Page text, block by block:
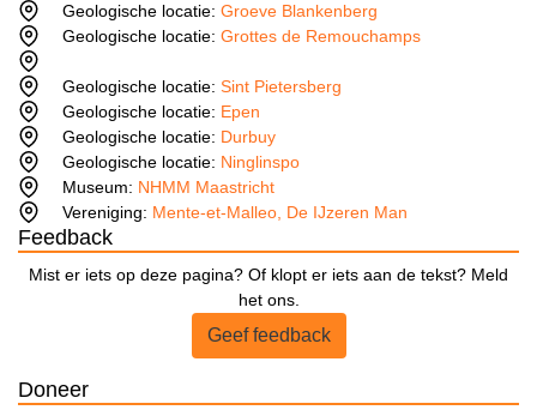
Geologische locatie:Groeve Blankenberg
Geologische locatie:Grottes de Remouchamps
Geologische locatie:Sint Pietersberg
Geologische locatie: Epen
Geologische locatie: Durbuy
Geologische locatie: Ninglinspo
Museum: NHMM Maastricht
Vereniging: Mente-et-Malleo, De IJzeren Man
Feedback
Mist er iets op deze pagina? Of klopt er iets aan de tekst? Meld
het ons.
Geef feedback
Doneer